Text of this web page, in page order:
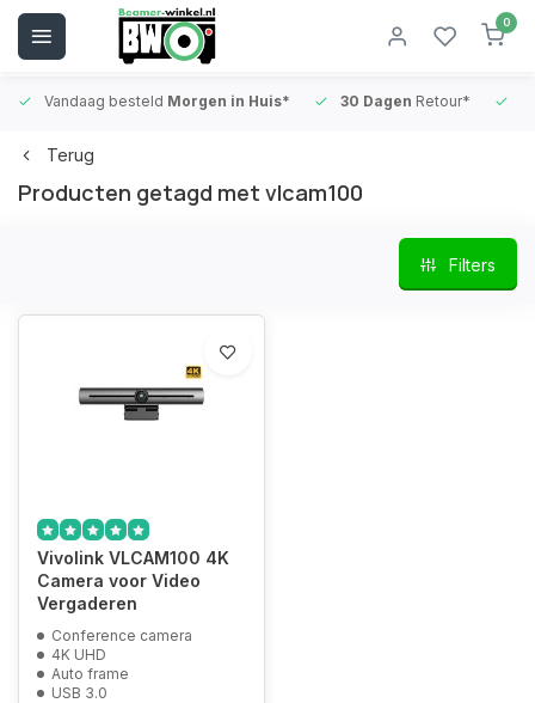
0
Vandaag besteld Morgen in Huis* 30 Dagen Retour*
Terug
Producten getagd met vlcam100
Filters
Vivolink VLCAM100 4K
Camera voor Video
Vergaderen
Conference camera
4K UHD
Auto frame
USB 3.0